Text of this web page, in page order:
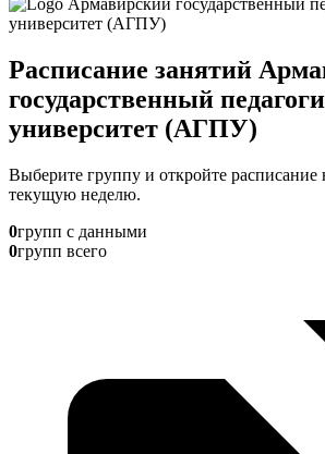
Расписание занятий
государственный
университет (АГПУ)
Выберите группу и откройте расписание
текущую неделю.
0групп с данными
0групп всего